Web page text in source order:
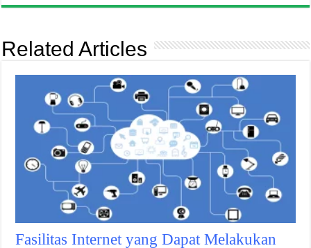
Related Articles
Fasilitas Internet yang Dapat Melakukan